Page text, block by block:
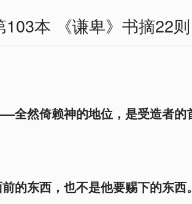
103本 《谦卑》书摘22则
全然倚赖神的地位，是受造者的
的东西，也不是他要赐下的东